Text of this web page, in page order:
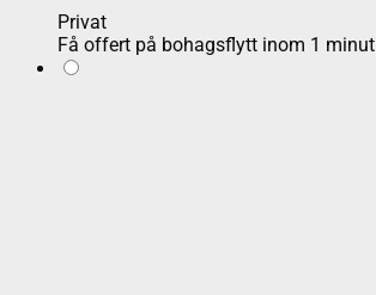
Privat
Få offert på bohagsflytt inom 1 minut